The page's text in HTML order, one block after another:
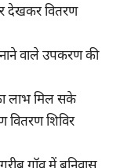
देखकर वितरण
वाले उपकरण की
लाभ मिल सके
शिविर